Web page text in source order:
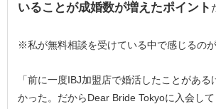
いることが成婚数が増えたポイント
※私が無料相談を受けている中で感じるのが
「前に一度IBJ加盟店で婚活したことがある
かった。だからDear Bride Tokyoに入会し